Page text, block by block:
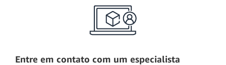
Entre em contato com um especialista